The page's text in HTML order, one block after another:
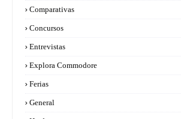
Comparativas
Concursos
Entrevistas
Explora Commodore
Ferias
General